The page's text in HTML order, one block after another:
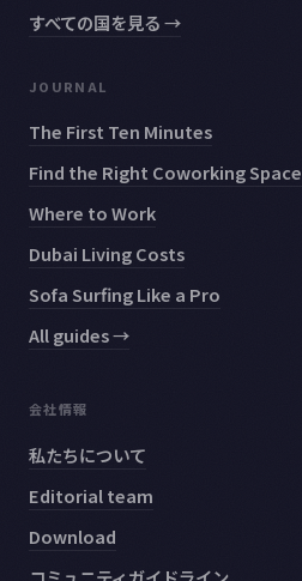
すべての国を見る →
JOURNAL
The First Ten Minutes
Find the Right Coworking Space
Where to Work
Dubai Living Costs
Sofa Surfing Like a Pro
All guides →
会社情報
私たちについて
Editorial team
Download